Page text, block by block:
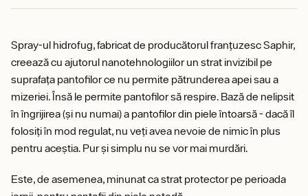
Spray-ul hidrofug, fabricat de producătorul franțuzesc Saphir,
creează cu ajutorul nanotehnologiilor un strat invizibil pe
suprafața pantofilor ce nu permite pătrunderea apei sau a
mizeriei. Însă le permite pantofilor să respire. Bază de nelipsit
în îngrijirea (și nu numai) a pantofilor din piele întoarsă - dacă îl
folosiți în mod regulat, nu veți avea nevoie de nimic în plus
pentru aceștia. Pur și simplu nu se vor mai murdări.
Este, de asemenea, minunat ca strat protector pe perioada